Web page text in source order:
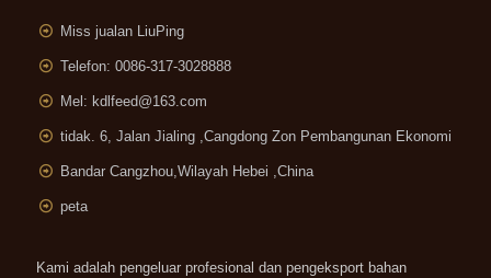
Miss jualan LiuPing
Telefon: 0086-317-3028888
Mel: kdlfeed@163.com
tidak. 6, Jalan Jialing ,Cangdong Zon Pembangunan Ekonomi
Bandar Cangzhou,Wilayah Hebei ,China
peta
Kami adalah pengeluar profesional dan pengeksport bahan